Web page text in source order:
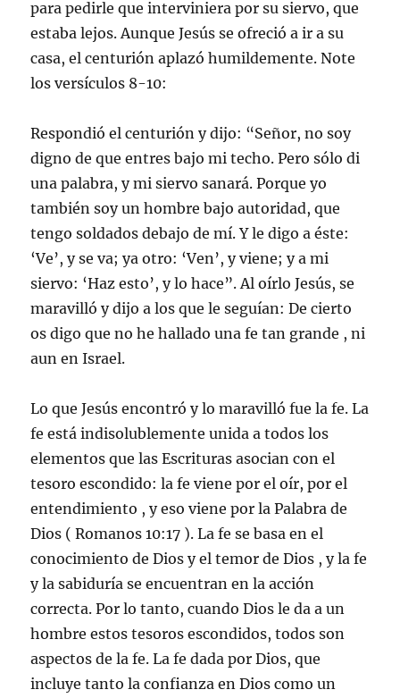
para pedirle que interviniera por su siervo, que
estaba lejos. Aunque Jesús se ofreció a ir a su
casa, el centurión aplazó humildemente. Note
los versículos 8-10:
Respondió el centurión y dijo: “Señor, no soy
digno de que entres bajo mi techo. Pero sólo di
una palabra, y mi siervo sanará. Porque yo
también soy un hombre bajo autoridad, que
tengo soldados debajo de mí. Y le digo a éste:
‘Ve’, y se va; ya otro: ‘Ven’, y viene; y a mi
siervo: ‘Haz esto’, y lo hace”. Al oírlo Jesús, se
maravilló y dijo a los que le seguían: De cierto
os digo que no he hallado una fe tan grande , ni
aun en Israel.
Lo que Jesús encontró y lo maravilló fue la fe. La
fe está indisolublemente unida a todos los
elementos que las Escrituras asocian con el
tesoro escondido: la fe viene por el oír, por el
entendimiento , y eso viene por la Palabra de
Dios ( Romanos 10:17 ). La fe se basa en el
conocimiento de Dios y el temor de Dios , y la fe
y la sabiduría se encuentran en la acción
correcta. Por lo tanto, cuando Dios le da a un
hombre estos tesoros escondidos, todos son
aspectos de la fe. La fe dada por Dios, que
incluye tanto la confianza en Dios como un